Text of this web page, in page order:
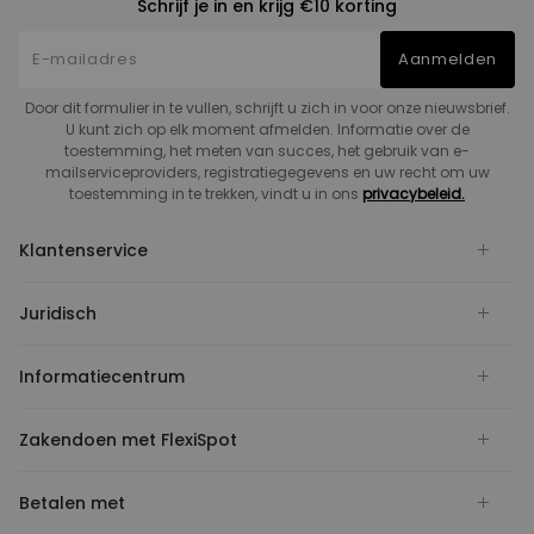
Schrijf je in en krijg €10 korting
Aanmelden
Door dit formulier in te vullen, schrijft u zich in voor onze nieuwsbrief.
U kunt zich op elk moment afmelden. Informatie over de
toestemming, het meten van succes, het gebruik van e-
mailserviceproviders, registratiegegevens en uw recht om uw
toestemming in te trekken, vindt u in ons privacybeleid.
Klantenservice
Juridisch
Informatiecentrum
Zakendoen met FlexiSpot
Betalen met